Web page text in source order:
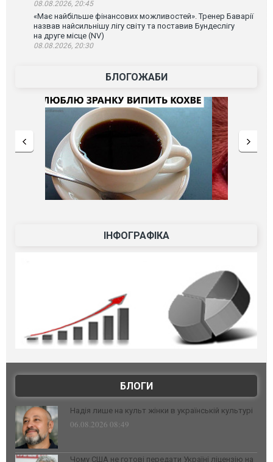
08.08.2026, 20:45
«Має найбільше фінансових можливостей». Тренер Баварії
назвав найсильнішу лігу світу та поставив Бундеслігу
на друге місце (NV)
08.08.2026, 20:30
БЛОГОЖАБИ
ІНФОГРАФІКА
БЛОГИ
Надія лише на культ жінки в українській культурі
06.08.2026 08:49
Чому США не готові передати Україні ліцензію на